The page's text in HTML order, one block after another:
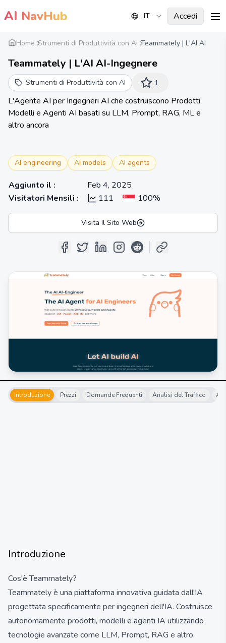
AI NavHub IT Accedi
Home Strumenti di Produttività con AI Teammately | L'AI AI
Teammately | L'AI AI-Ingegnere
Strumenti di Produttività con AI 1
L'Agente AI per Ingegneri AI che costruiscono Prodotti,
Modelli e Agenti AI basati su LLM, Prompt, RAG, ML e
altro ancora
AI engineering AI models AI agents
Aggiunto il :
Feb 4, 2025
Visitatori Mensili : 111 100%
Visita Il Sito Web
Introduzione Prezzi Domande Frequenti Analisi del Traffico
Introduzione
Cos'è Teammately?
Teammately è una piattaforma innovativa guidata dall'IA
progettata specificamente per ingegneri dell'IA. Costruisce
autonomamente prodotti, modelli e agenti IA utilizzando
tecnologie avanzate come LLM, Prompt, RAG e altro.